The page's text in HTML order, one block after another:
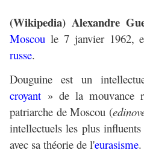
(Wikipedia) Alexandre
Moscou le 7 janvier 1962,
russe.
Douguine est un
croyant » de la mouvance
patriarche de Moscou (
intellectuels les plus
avec sa théorie de l'eurasisme.